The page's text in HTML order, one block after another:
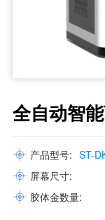
全自动智
产品型号: ST-
屏幕尺寸:
胶体金数量: